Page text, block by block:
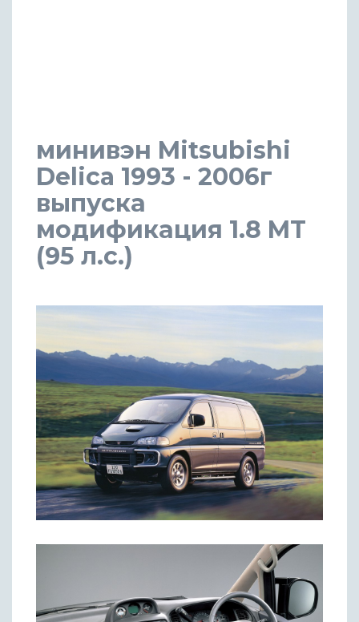
минивэн Mitsubishi
Delica 1993 - 2006г
выпуска
модификация 1.8 MT
(95 л.с.)